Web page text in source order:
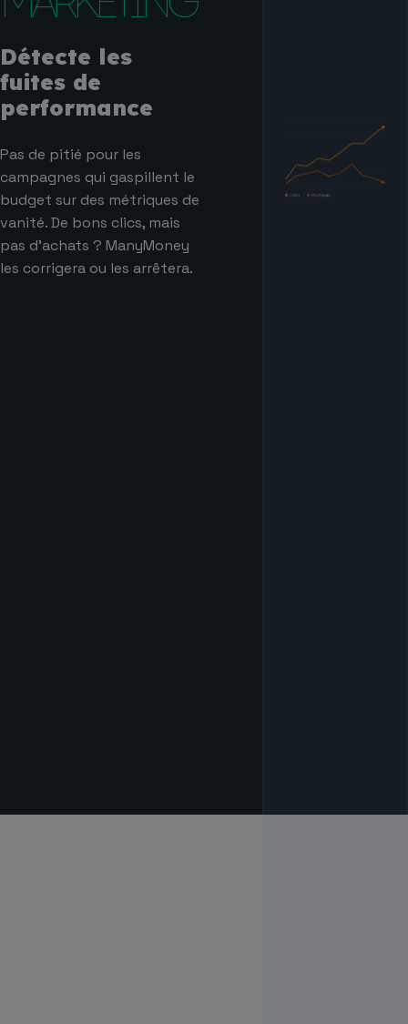
Détecte les
fuites de
performance
Pas de pitié pour les
campagnes qui gaspillent le
budget sur des métriques de
vanité. De bons clics, mais
pas d’achats ? ManyMoney
les corrigera ou les arrêtera.